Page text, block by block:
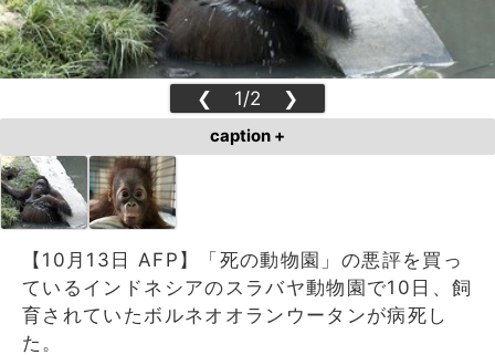
❮ 1/2 ❯
caption +
【10月13日 AFP】「死の動物園」の悪評を買っ
ているインドネシアのスラバヤ動物園で10日、飼
育されていたボルネオオランウータンが病死し
た。